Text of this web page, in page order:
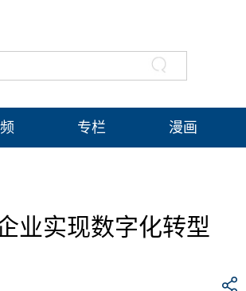
专栏 漫画
业实现数字化转型